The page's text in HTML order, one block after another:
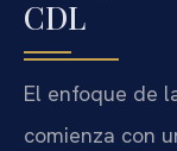
CDL
El enfoque de
comienza con